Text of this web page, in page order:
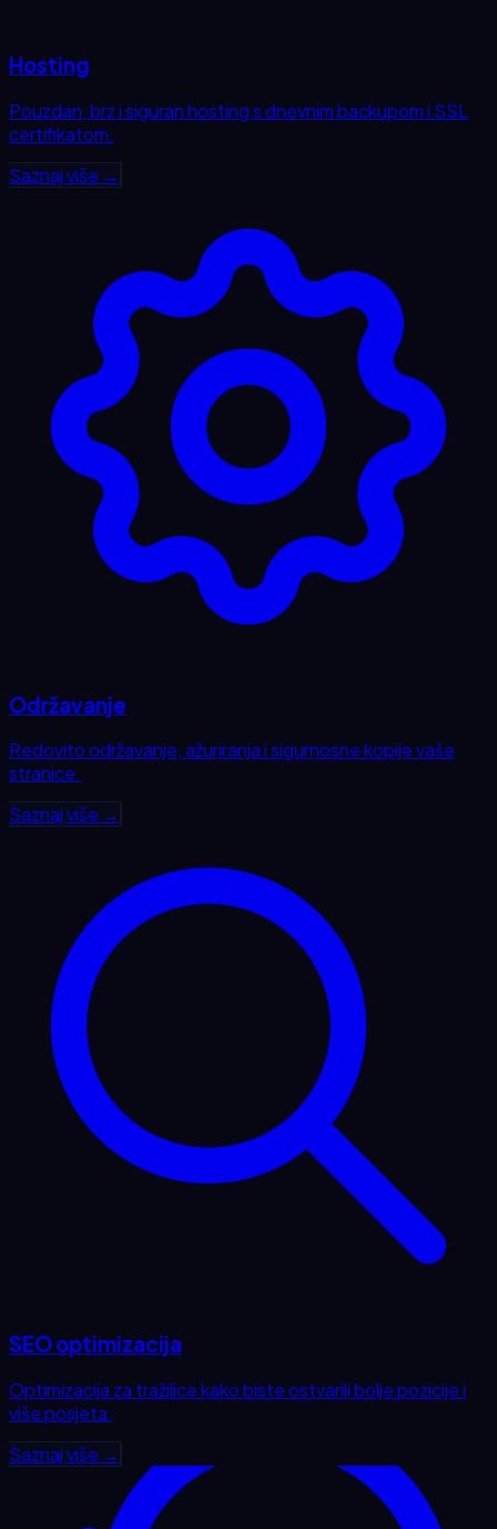
Hosting
Pouzdan, brz i siguran hosting s dnevnim backupom i SSL
certifikatom.
Saznaj više →
Održavanje
Redovito održavanje, ažuriranja i sigurnosne kopije vaše
stranice.
Saznaj više →
SEO optimizacija
Optimizacija za tražilice kako biste ostvarili bolje pozicije i
više posjeta.
Saznaj više →